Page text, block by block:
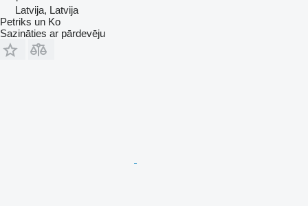
Latvija, Latvija
Petriks un Ko
Sazināties ar pārdevēju